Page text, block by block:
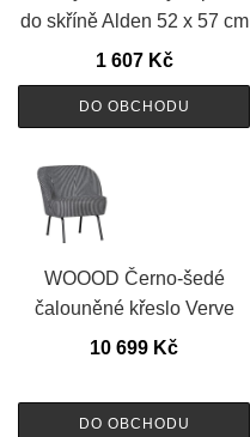
do skříně Alden 52 x 57 cm
1 607 Kč
DO OBCHODU
WOOOD Černo-šedé
čalouněné křeslo Verve
10 699 Kč
DO OBCHODU